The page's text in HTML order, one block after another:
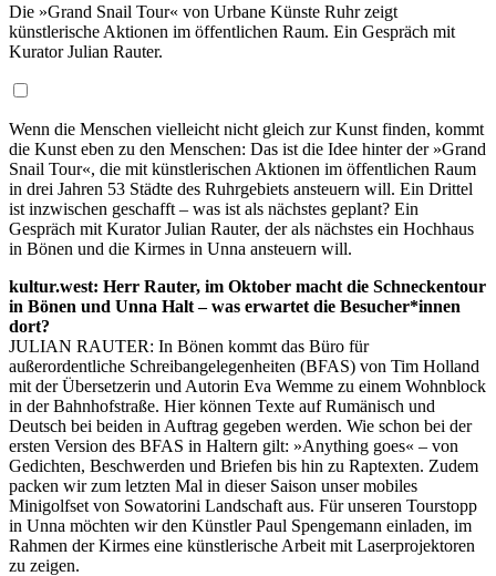
Die »Grand Snail Tour« von Urbane Künste Ruhr zeigt
künstlerische Aktionen im öffentlichen Raum. Ein Gespräch mit
Kurator Julian Rauter.
Wenn die Menschen vielleicht nicht gleich zur Kunst finden, kommt
die Kunst eben zu den Menschen: Das ist die Idee hinter der »Grand
Snail Tour«, die mit künstlerischen Aktionen im öffentlichen Raum
in drei Jahren 53 Städte des Ruhrgebiets ansteuern will. Ein Drittel
ist inzwischen geschafft – was ist als nächstes geplant? Ein
Gespräch mit Kurator Julian Rauter, der als nächstes ein Hochhaus
in Bönen und die Kirmes in Unna ansteuern will.
kultur.west: Herr Rauter, im Oktober macht die Schneckentour
in Bönen und Unna Halt – was erwartet die Besucher*innen
dort?
JULIAN RAUTER: In Bönen kommt das Büro für
außerordentliche Schreibangelegenheiten (BFAS) von Tim Holland
mit der Übersetzerin und Autorin Eva Wemme zu einem Wohnblock
in der Bahnhofstraße. Hier können Texte auf Rumänisch und
Deutsch bei beiden in Auftrag gegeben werden. Wie schon bei der
ersten Version des BFAS in Haltern gilt: »Anything goes« – von
Gedichten, Beschwerden und Briefen bis hin zu Raptexten. Zudem
packen wir zum letzten Mal in dieser Saison unser mobiles
Minigolfset von Sowatorini Landschaft aus. Für unseren Tourstopp
in Unna möchten wir den Künstler Paul Spengemann einladen, im
Rahmen der Kirmes eine künstlerische Arbeit mit Laserprojektoren
zu zeigen.